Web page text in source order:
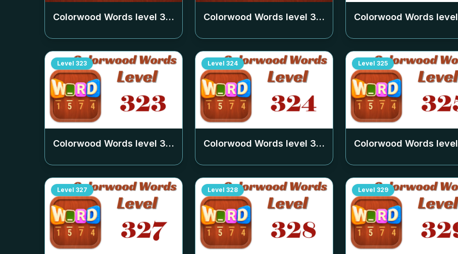
Colorwood Words level 317-318 Colorwood Words level 319-320 Colorwood Words level
Level 323
Colorwood Words level 323
Level 324
Colorwood Words level 324
Level 325
Colorwood Words level
Level 327 Level 328 Level 329